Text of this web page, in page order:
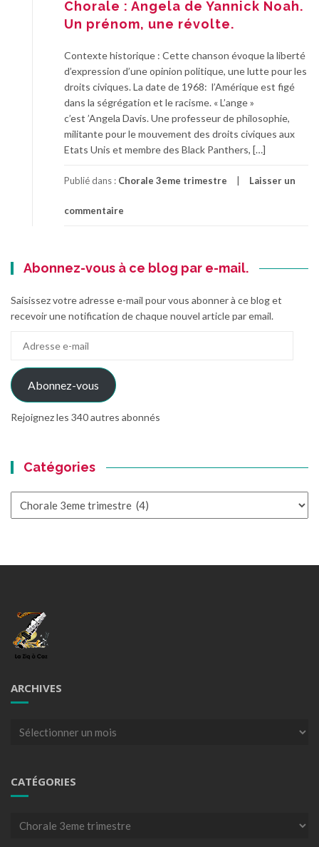
Chorale : Angela de Yannick Noah.
Un prénom, une révolte.
Contexte historique : Cette chanson évoque la liberté
d’expression d’une opinion politique, une lutte pour les
droits civiques. La date de 1968: l’Amérique est figé
dans la ségrégation et le racisme. « L’ange »
c’est ’Angela Davis. Une professeur de philosophie,
militante pour le mouvement des droits civiques aux
Etats Unis et membre des Black Panthers, […]
Publié dans : Chorale 3eme trimestre Laisser un
commentaire
Abonnez-vous à ce blog par e-mail.
Saisissez votre adresse e-mail pour vous abonner à ce blog et
recevoir une notification de chaque nouvel article par email.
mail
Abonnez-vous
Rejoignez les 340 autres abonnés
Catégories
ARCHIVES
Archives
CATÉGORIES
Catégories